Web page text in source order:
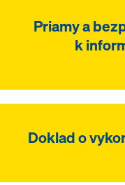
Priamy a
k
Doklad o